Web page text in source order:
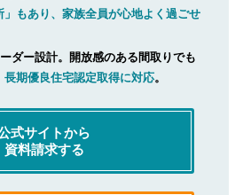
」もあり、家族全員が心地よく過ごせ
ダー設計。開放感のある間取りでも
長期優良住宅認定取得に対応。
式サイトから
資料請求する